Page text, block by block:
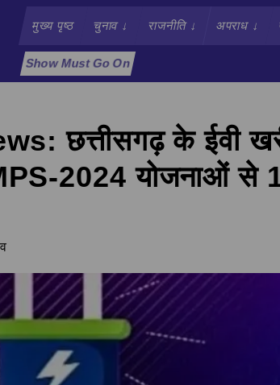
मुख्य पृष्ठ चुनाव↓ राजनीति↓ अपराध↓
Show Must Go On
छत्तीसगढ़ के ईवी
2024 योजनाओं से